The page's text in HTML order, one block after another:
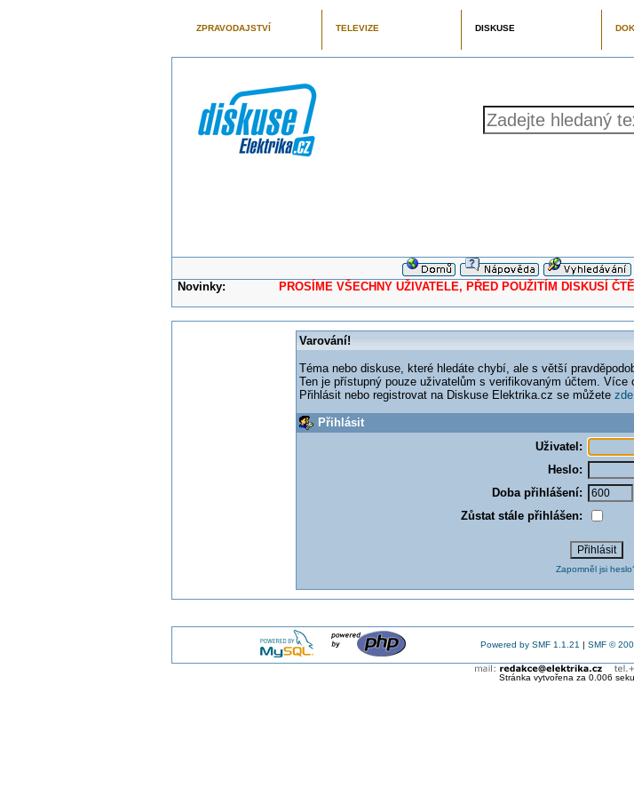
ZPRAVODAJSTVÍ TELEVIZE DISKUSE
Novinky: PROSÍME VŠECHNY UŽIVATELE, PŘED POUŽITÍM DISKUSÍ
Varování!
Téma nebo diskuse, které hledáte chybí, ale s větší
Ten je přístupný pouze uživatelům s verifikovaným účtem. Více
Přihlásit nebo registrovat na Diskuse Elektrika.cz se můžete zde
Přihlásit
Uživatel:
Heslo:
Doba přihlášení:
Zůstat stále přihlášen:
Zapomněl jsi
Powered by SMF 1.1.21 | SMF ©
Stránka vytvořena za 0.006